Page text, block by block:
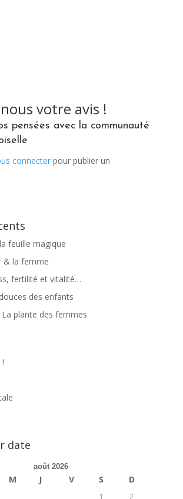
connecterpour publier un
feuille magique
& la femme
fertilité et vitalité…
des enfants
plante des femmes
date
août 2026
M J V S
D
1
2